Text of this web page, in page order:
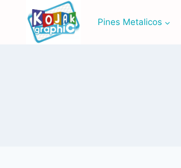
contenido
Pines Metalicos